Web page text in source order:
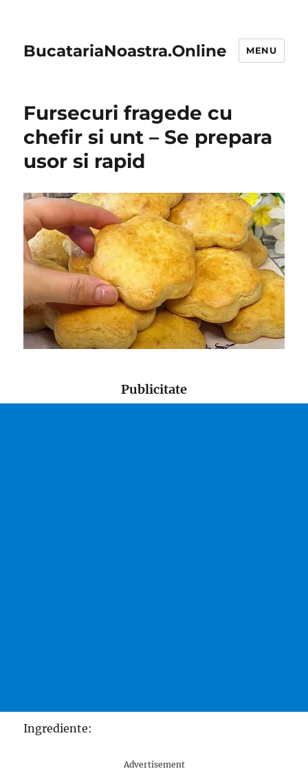
BucatariaNoastra.Online MENU
Fursecuri fragede cu
chefir si unt – Se prepara
usor si rapid
Publicitate
Ingrediente:
Advertisement